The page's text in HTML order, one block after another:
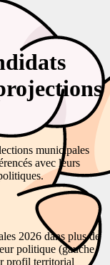
municipales
avec leurs
2026 dans plus de
politique (gauche,
profil territorial